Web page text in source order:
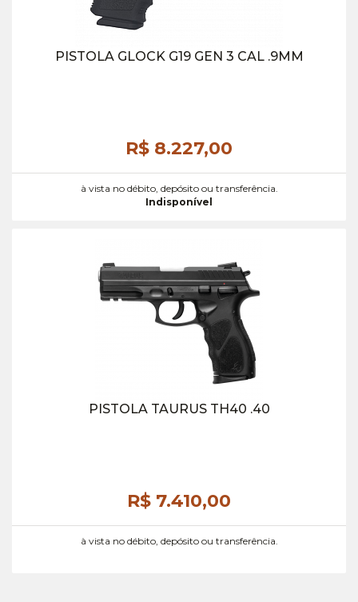
PISTOLA GLOCK G19 GEN 3 CAL .9MM
R$ 8.227,00
à vista no débito, depósito ou transferência.
Indisponível
PISTOLA TAURUS TH40 .40
R$ 7.410,00
à vista no débito, depósito ou transferência.